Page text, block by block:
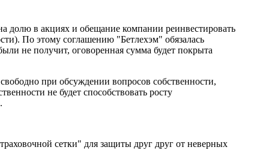
долю в акциях и обещание компании реинвес­тировать
По этому соглашению "Бетлехэм" обяза­лась
не получит, оговоренная сумма будет по­крыта
при обсуждении вопросов собственности,
не будет способствовать росту
сетки" для защиты друг друг от невер­ных